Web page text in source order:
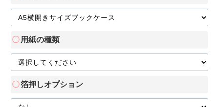
用紙の種類
箔押しオプション